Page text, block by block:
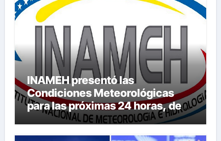
INAMEH presentó las
Condiciones Meteorológicas
para las próximas 24 horas, de
este domingo 9 de agosto 2026